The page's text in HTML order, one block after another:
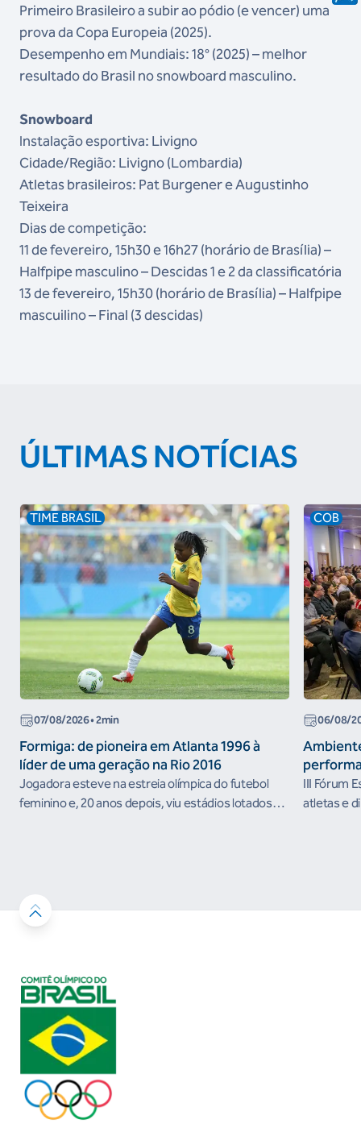
Primeiro Brasileiro a subir ao pódio (e vencer) uma
prova da Copa Europeia (2025).
Desempenho em Mundiais: 18° (2025) – melhor
resultado do Brasil no snowboard masculino.
Snowboard
Instalação esportiva: Livigno
Cidade/Região: Livigno (Lombardia)
Atletas brasileiros: Pat Burgener e Augustinho
Teixeira
Dias de competição:
11 de fevereiro, 15h30 e 16h27 (horário de Brasília) –
Halfpipe masculino – Descidas 1 e 2 da classificatória
13 de fevereiro, 15h30 (horário de Brasília) – Halfpipe
mascuilino – Final (3 descidas)
ÚLTIMAS NOTÍCIAS
TIME BRASIL
07/08/2026• 2min
Formiga: de pioneira em Atlanta 1996 à
líder de uma geração na Rio 2016
Jogadora esteve na estreia olímpica do futebol
feminino e, 20 anos depois, viu estádios lotados
COB
06/08/
III Fórum
atletas e